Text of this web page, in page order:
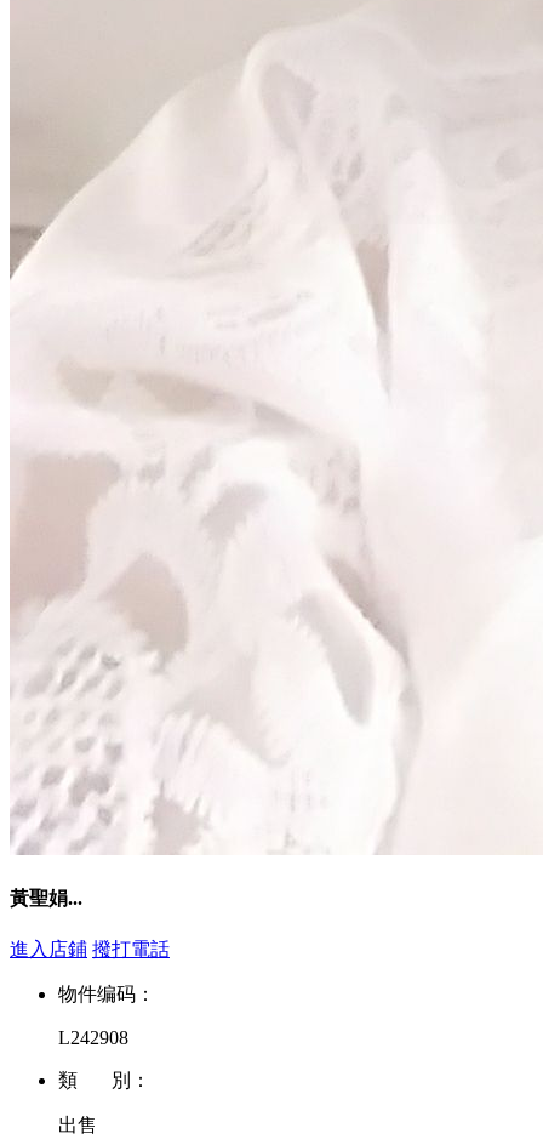
黃聖娟...
進入店鋪 撥打電話
物件编码：
L242908
類 別：
出售